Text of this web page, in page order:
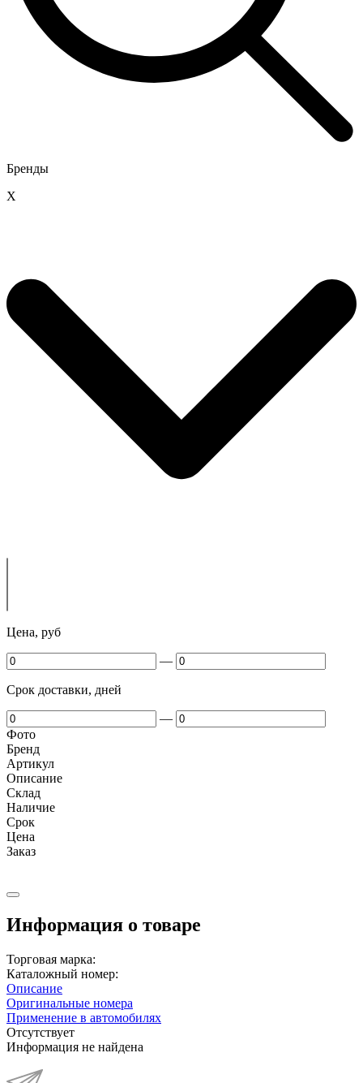
Бренды
X
Цена, руб
—
Срок доставки, дней
—
Фото
Бренд
Артикул
Описание
Cклад
Наличие
Срок
Цена
Заказ
Информация о товаре
Торговая марка:
Каталожный номер:
Описание
Оригинальные номера
Применение в автомобилях
Отсутствует
Информация не найдена